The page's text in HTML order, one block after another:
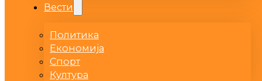
Вести
Политика
Економија
Спорт
Култура